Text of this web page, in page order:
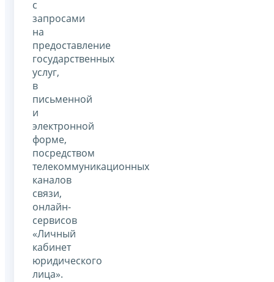
с
запросами
на
предоставление
государственных
услуг,
в
письменной
и
электронной
форме,
посредством
телекоммуникационных
каналов
связи,
онлайн-
сервисов
«Личный
кабинет
юридического
лица».